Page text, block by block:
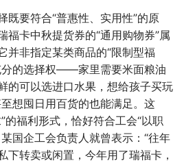
既要符合“普惠性、实用性”的原
福卡中秋提货券的“通用购物券”属
并非指定某类商品的“限制型福
分的选择权——家里需要米面粮油
的可以选进口水果，想给孩子买玩
想囤日用百货的也能满足。这
的福利形式，恰好符合工会“以职
国企工会负责人就曾表示：“往年
下转卖或闲置，今年用了瑞福卡，